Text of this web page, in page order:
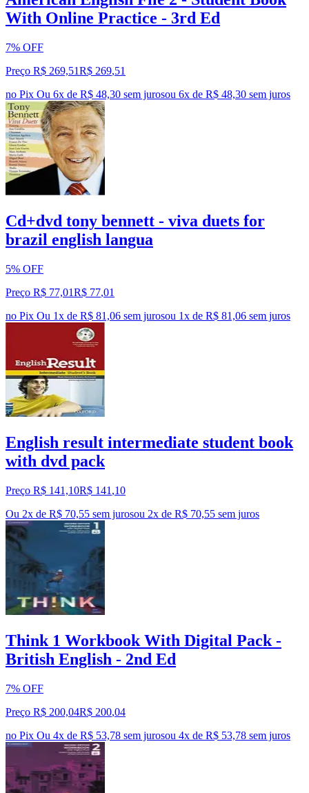
With Online Practice - 3rd Ed
7% OFF
Preço R$ 269,51R$ 269,51
no Pix Ou 6x de R$ 48,30 sem jurosou 6x de R$ 48,30 sem juros
Cd+dvd tony bennett - viva duets for
brazil english langua
5% OFF
Preço R$ 77,01R$ 77,01
no Pix Ou 1x de R$ 81,06 sem jurosou 1x de R$ 81,06 sem juros
English result intermediate student book
with dvd pack
Preço R$ 141,10R$ 141 ,10
Ou 2x de R$ 70,55 sem jurosou 2x de R$ 70,55 sem juros
Think 1 Workbook With Digital Pack -
British English - 2nd Ed
7% OFF
Preço R$ 200,04R$ 200,04
no Pix Ou 4x de R$ 53,78 sem jurosou 4x de R$ 53,78 sem juros